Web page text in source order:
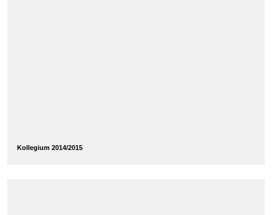
Kollegium 2014/2015